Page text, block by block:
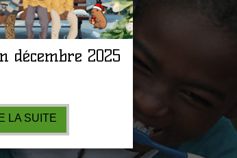
décembre 2025
LA SUITE